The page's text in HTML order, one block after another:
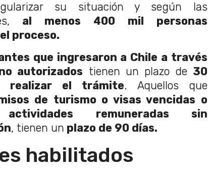
su situación y según las
al menos 400 mil personas
proceso.
que ingresaron a Chile a través
autorizados tienen un plazo de 30
realizar el trámite. Aquellos que
de turismo o visas vencidas o
remuneradas sin
, tienen un plazo de 90 días.
habilitados